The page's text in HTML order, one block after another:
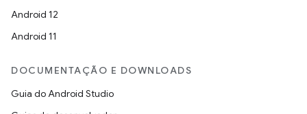
Android 12
Android 11
DOCUMENTAÇÃO E DOWNLOADS
Guia do Android Studio